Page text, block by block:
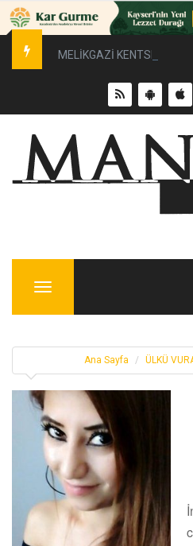
MELİKGAZİ KENTSEL
Menu
Ana Sayfa ÜLKÜ